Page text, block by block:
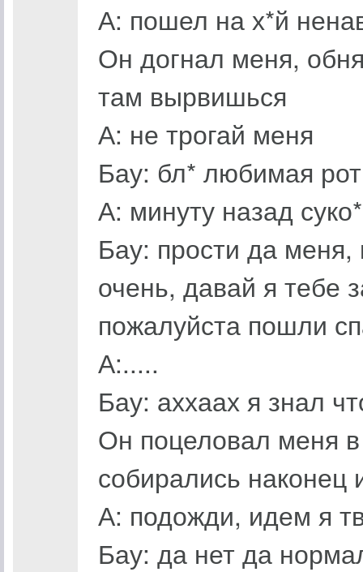
А: пошел на х*й
Он догнал меня,
там вырвишься
А: не трогай меня
Бау: бл* любимая
А: минуту назад
Бау: прости да меня,
очень, давай я тебе
пожалуйста пошли
А:.....
Бау: аххаах я знал
Он поцеловал меня
собирались наконец
А: подожди, идем я
Бау: да нет да